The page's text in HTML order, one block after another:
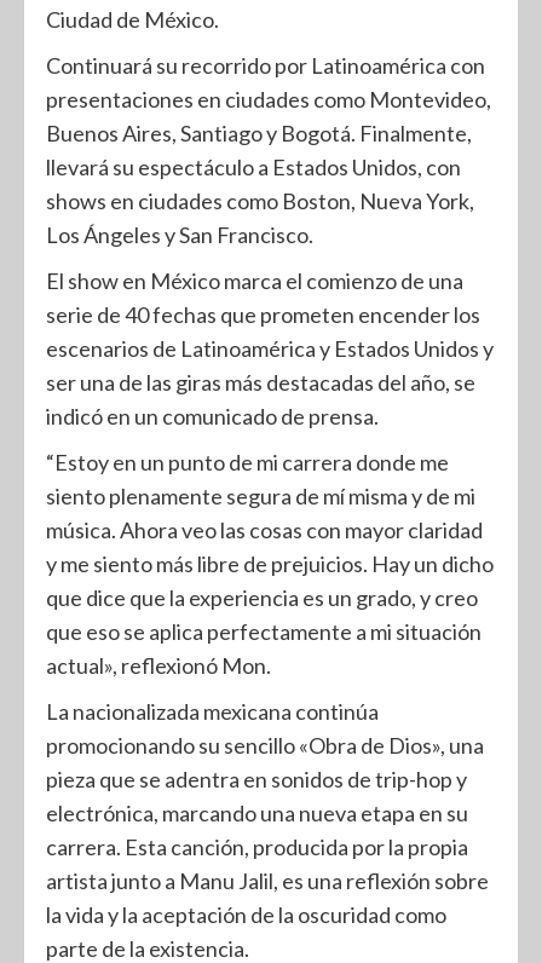
Ciudad de México.
Continuará su recorrido por Latinoamérica con
presentaciones en ciudades como Montevideo,
Buenos Aires, Santiago y Bogotá. Finalmente,
llevará su espectáculo a Estados Unidos, con
shows en ciudades como Boston, Nueva York,
Los Ángeles y San Francisco.
El show en México marca el comienzo de una
serie de 40 fechas que prometen encender los
escenarios de Latinoamérica y Estados Unidos y
ser una de las giras más destacadas del año, se
indicó en un comunicado de prensa.
“Estoy en un punto de mi carrera donde me
siento plenamente segura de mí misma y de mi
música. Ahora veo las cosas con mayor claridad
y me siento más libre de prejuicios. Hay un dicho
que dice que la experiencia es un grado, y creo
que eso se aplica perfectamente a mi situación
actual», reflexionó Mon.
La nacionalizada mexicana continúa
promocionando su sencillo «Obra de Dios», una
pieza que se adentra en sonidos de trip-hop y
electrónica, marcando una nueva etapa en su
carrera. Esta canción, producida por la propia
artista junto a Manu Jalil, es una reflexión sobre
la vida y la aceptación de la oscuridad como
parte de la existencia.